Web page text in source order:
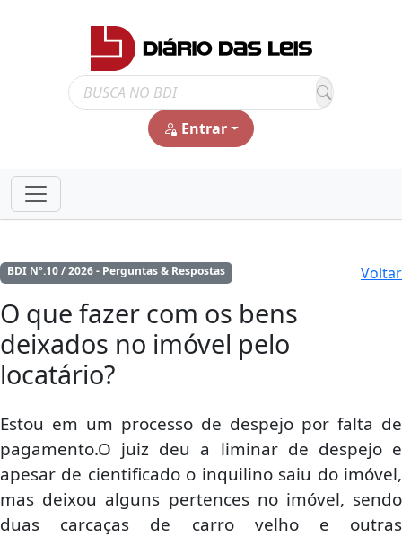
Entrar
BDI Nº.10 / 2026 - Perguntas & Respostas Voltar
O que fazer com os bens
deixados no imóvel pelo
locatário?
Estou em um processo de despejo por falta de
pagamento.O juiz deu a liminar de despejo e
apesar de cientificado o inquilino saiu do imóvel,
mas deixou alguns pertences no imóvel, sendo
duas carcaças de carro velho e outras